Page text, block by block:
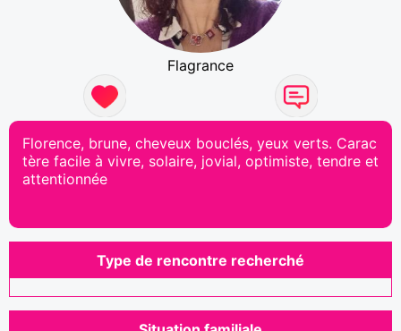
Flagrance
Florence, brune, cheveux bouclés, yeux verts. Carac
tère facile à vivre, solaire, jovial, optimiste, tendre et
attentionnée
Type de rencontre recherché